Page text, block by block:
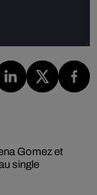
Gomez et
single